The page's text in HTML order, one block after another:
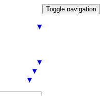
Toggle navigation